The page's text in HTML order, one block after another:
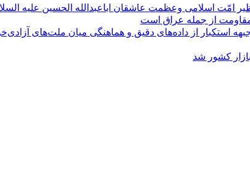
امّت اسلامی وعظمت عاشقان اباعبدالله الحسین علیه
مقاومت از جمله عراق است
استکبار از داده‌های دقیق و هماهنگی میان ملت‌های
کشور شد